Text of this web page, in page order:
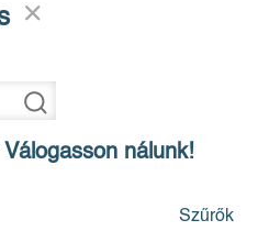
nálunk!
Szűrők